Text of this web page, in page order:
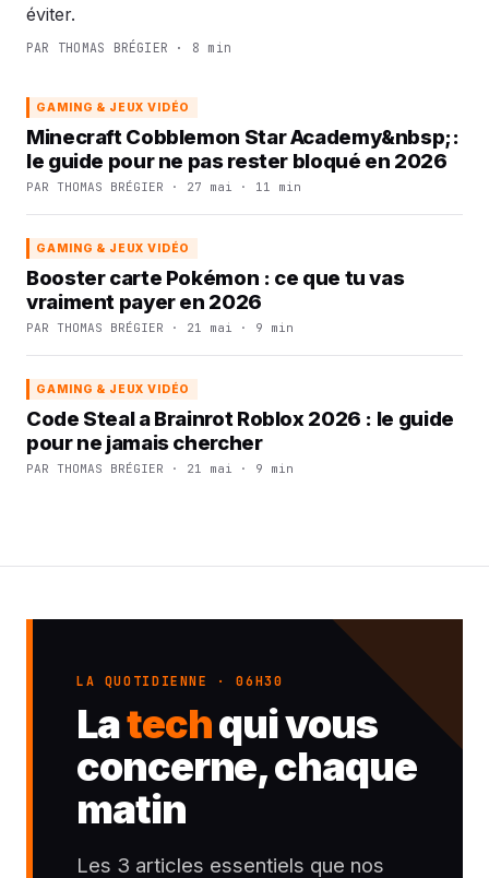
éviter.
PAR THOMAS BRÉGIER · 8 min
GAMING & JEUX VIDÉO
Minecraft Cobblemon Star Academy&nbsp;:
le guide pour ne pas rester bloqué en 2026
PAR THOMAS BRÉGIER · 27 mai · 11 min
GAMING & JEUX VIDÉO
Booster carte Pokémon : ce que tu vas
vraiment payer en 2026
PAR THOMAS BRÉGIER · 21 mai · 9 min
GAMING & JEUX VIDÉO
Code Steal a Brainrot Roblox 2026 : le guide
pour ne jamais chercher
PAR THOMAS BRÉGIER · 21 mai · 9 min
LA QUOTIDIENNE · 06H30
Latechqui vous
concerne, chaque
matin
Les 3 articles essentiels que nos